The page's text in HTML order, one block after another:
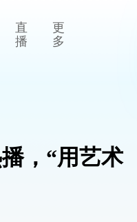
直
播
更
多
，“用艺术